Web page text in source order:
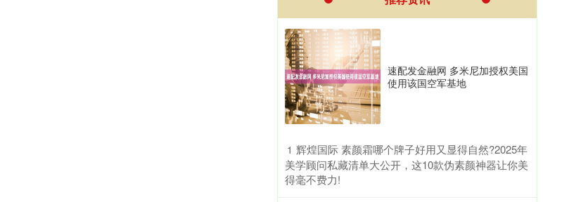
速配发金融网 多米尼加授权美国
使用该国空军基地
1 ​辉煌国际 素颜霜哪个牌子好用又显得自然?2025年
美学顾问私藏清单大公开，这10款伪素颜神器让你美
得毫不费力!